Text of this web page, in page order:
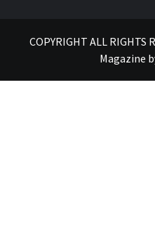
COPYRIGHT ALL RIGHTS
Magazine